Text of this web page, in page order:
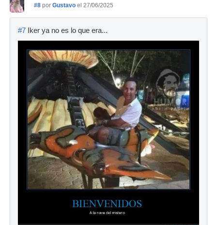
#8 por Gustavo el 27/06/2025
#7 Iker ya no es lo que era...